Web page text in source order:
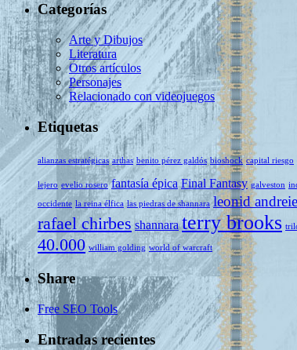
Categorías
Arte y Dibujos
Literatura
Otros artículos
Personajes
Relacionado con videojuegos
Etiquetas
alianzas estratégicas arthas benito pérez galdós bioshock capital riesgo
lejero evelio rosero fantasía épica Final Fantasy galveston
occidente la reina élfica las piedras de shannara leonid
rafael chirbes shannara terry brooks
40.000 william golding world of warcraft
Share
Free SEO Tools
Entradas recientes